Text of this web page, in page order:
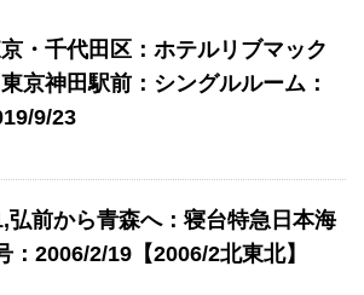
・千代田区：ホテルリブマック
京神田駅前：シングルルーム：
9/23
弘前から青森へ：寝台特急日本海
：2006/2/19【2006/2北東北】